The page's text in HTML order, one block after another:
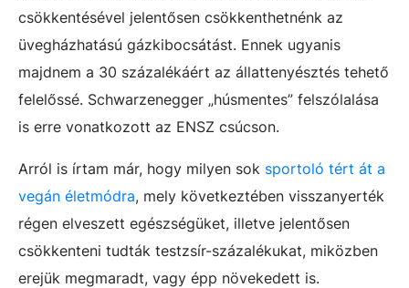
csökkentésével jelentősen csökkenthetnénk az
üvegházhatású gázkibocsátást. Ennek ugyanis
majdnem a 30 százalékáért az állattenyésztés tehető
felelőssé. Schwarzenegger „húsmentes” felszólalása
is erre vonatkozott az ENSZ csúcson.
Arról is írtam már, hogy milyen sok sportoló tért át a
vegán életmódra, mely következtében visszanyerték
régen elveszett egészségüket, illetve jelentősen
csökkenteni tudták testzsír-százalékukat, miközben
erejük megmaradt, vagy épp növekedett is.